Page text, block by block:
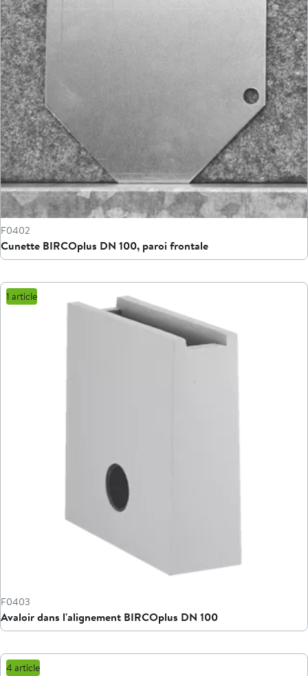
F0402
Cunette BIRCOplus DN 100, paroi frontale
1 article
F0403
Avaloir dans l'alignement BIRCOplus DN 100
4 article